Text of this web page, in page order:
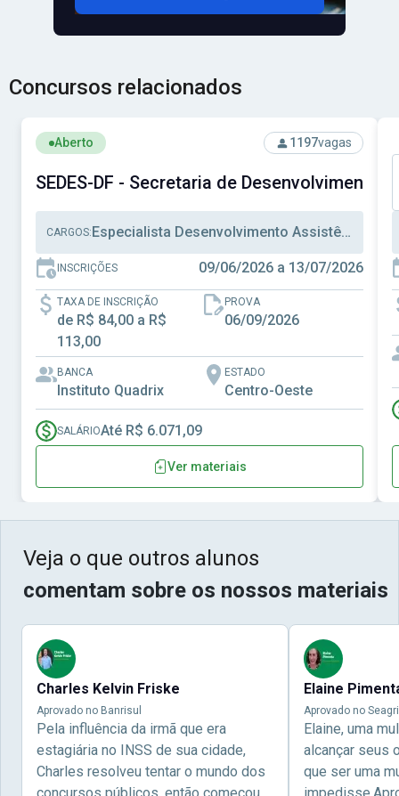
Concursos relacionados
Ver concurso: SEDES-DF - Secretaria de
Aberto 1197vagas
SEDES-DF - Secretaria de Desenvolvimento
CARGOS: Especialista Desenvolvimento Assistência Social, Técnico Desenvolvimento Assistência Social, Técnico Administrativo
INSCRIÇÕES 09/06/2026 a 13/07/2026
TAXA DE INSCRIÇÃO
de R$ 84,00 a R$
113,00
PROVA
06/09/2026
BANCA
Instituto Quadrix
ESTADO
Centro-Oeste
SALÁRIOAté R$ 6.071,09
Ver materiais
Veja o que outros alunos
comentam sobre os nossos materiais
Charles Kelvin Friske
Aprovado no Banrisul
Pela influência da irmã que era
estagiária no INSS de sua cidade,
Charles resolveu tentar o mundo dos
Elaine
Aprovado no
Elaine, uma
alcançar seus
que ser uma